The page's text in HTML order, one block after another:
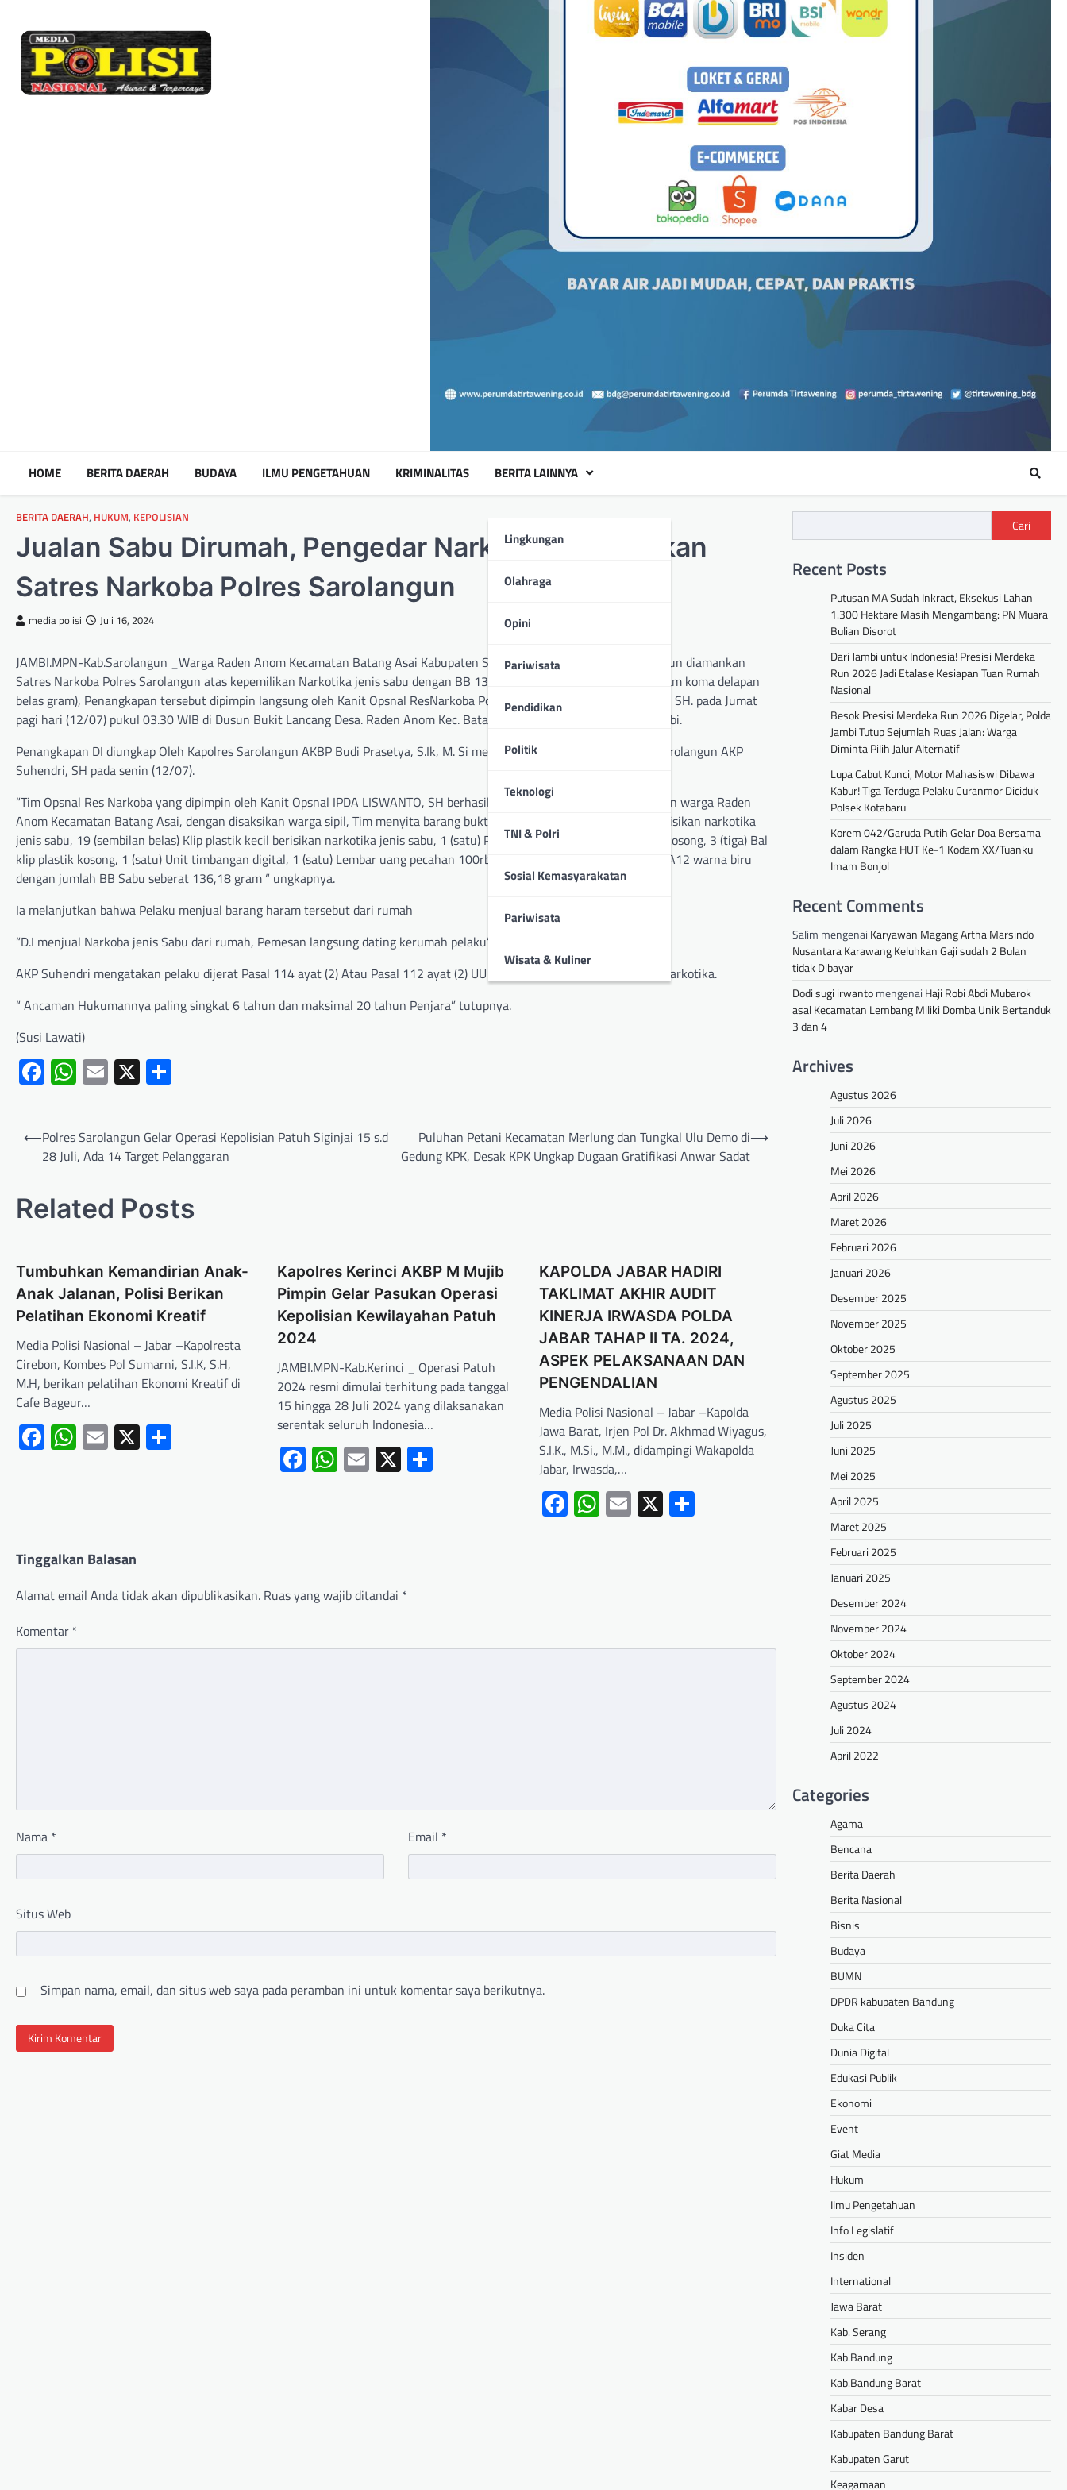
HOME BERITA DAERAH BUDAYA ILMU PENGETAHUAN KRIMINALITAS BERITA LAINNYA
Lingkungan
Olahraga
Opini
Pariwisata
Pendidikan
Politik
Teknologi
TNI & Polri
Sosial Kemasyarakatan
Pariwisata
Wisata & Kuliner
BERITA DAERAH, HUKUM, KEPOLISIAN
Jualan Sabu Dirumah, Pengedar Narkotika Diamankan
Satres Narkoba Polres Sarolangun
media polisi Juli 16, 2024
JAMBI.MPN-Kab.Sarolangun _Warga Raden Anom Kecamatan Batang Asai Kabupaten Sarolangun Jambi inisial D.I 39 Tahun diamankan
Satres Narkoba Polres Sarolangun atas kepemilikan Narkotika jenis sabu dengan BB 136,18 gram (seratus tiga puluh enam koma delapan
belas gram), Penangkapan tersebut dipimpin langsung oleh Kanit Opsnal ResNarkoba Polres Sarolangun IPDA LISWANTO, SH. pada Jumat
pagi hari (12/07) pukul 03.30 WIB di Dusun Bukit Lancang Desa. Raden Anom Kec. Batang asai Kab. Sarolangun Prov. Jambi.
Penangkapan DI diungkap Oleh Kapolres Sarolangun AKBP Budi Prasetya, S.Ik, M. Si melalui Kasat Res Narkoba Polres Sarolangun AKP
Suhendri, SH pada senin (12/07).
“Tim Opsnal Res Narkoba yang dipimpin oleh Kanit Opsnal IPDA LISWANTO, SH berhasil mengamankan DI, Umur 39 tahun warga Raden
Anom Kecamatan Batang Asai, dengan disaksikan warga sipil, Tim menyita barang bukti 4 (empat) Klip plastik sedang berisikan narkotika
jenis sabu, 19 (sembilan belas) Klip plastik kecil berisikan narkotika jenis sabu, 1 (satu) Plastik asoi hitam, 2 (dua) Plastik kosong, 3 (tiga) Bal
klip plastik kosong, 1 (satu) Unit timbangan digital, 1 (satu) Lembar uang pecahan 100rb, 1 (satu) Handphone merk Oppo A12 warna biru
dengan jumlah BB Sabu seberat 136,18 gram “ ungkapnya.
Ia melanjutkan bahwa Pelaku menjual barang haram tersebut dari rumah
“D.I menjual Narkoba jenis Sabu dari rumah, Pemesan langsung dating kerumah pelaku”
AKP Suhendri mengatakan pelaku dijerat Pasal 114 ayat (2) Atau Pasal 112 ayat (2) UU Nomor 35 Tahun 2009 tentang Narkotika.
“ Ancaman Hukumannya paling singkat 6 tahun dan maksimal 20 tahun Penjara” tutupnya.
(Susi Lawati)
Facebook
WhatsApp
Email
X
⟵Polres Sarolangun Gelar Operasi Kepolisian Patuh Siginjai 15 s.d
28 Juli, Ada 14 Target Pelanggaran
Puluhan Petani Kecamatan Merlung dan Tungkal Ulu Demo di
Gedung KPK, Desak KPK Ungkap Dugaan Gratifikasi Anwar Sadat
⟶
Related Posts
Tumbuhkan Kemandirian Anak-
Anak Jalanan, Polisi Berikan
Pelatihan Ekonomi Kreatif
Media Polisi Nasional – Jabar –Kapolresta
Cirebon, Kombes Pol Sumarni, S.I.K, S.H,
M.H, berikan pelatihan Ekonomi Kreatif di
Cafe Bageur…
Facebook
WhatsApp
Email
X
Kapolres Kerinci AKBP M Mujib
Pimpin Gelar Pasukan Operasi
Kepolisian Kewilayahan Patuh
2024
JAMBI.MPN-Kab.Kerinci _ Operasi Patuh
2024 resmi dimulai terhitung pada tanggal
15 hingga 28 Juli 2024 yang dilaksanakan
serentak seluruh Indonesia…
Facebook
WhatsApp
Email
X
KAPOLDA JABAR HADIRI
TAKLIMAT AKHIR AUDIT
KINERJA IRWASDA POLDA
JABAR TAHAP II TA. 2024,
ASPEK PELAKSANAAN DAN
PENGENDALIAN
Media Polisi Nasional – Jabar –Kapolda
Jawa Barat, Irjen Pol Dr. Akhmad Wiyagus,
S.I.K., M.Si., M.M., didampingi Wakapolda
Jabar, Irwasda,…
Facebook
WhatsApp
Email
X Share
Tinggalkan Balasan
Alamat email Anda tidak akan dipublikasikan. Ruas yang wajib ditandai *
Komentar *
Nama * Email *
Situs Web
Simpan nama, email, dan situs web saya pada peramban ini untuk komentar saya berikutnya.
Cari
Recent Posts
Putusan MA Sudah Inkract, Eksekusi Lahan
1.300 Hektare Masih Mengambang: PN Muara
Bulian Disorot
Dari Jambi untuk Indonesia! Presisi Merdeka
Run 2026 Jadi Etalase Kesiapan Tuan Rumah
Nasional
Besok Presisi Merdeka Run 2026 Digelar, Polda
Jambi Tutup Sejumlah Ruas Jalan: Warga
Diminta Pilih Jalur Alternatif
Lupa Cabut Kunci, Motor Mahasiswi Dibawa
Kabur! Tiga Terduga Pelaku Curanmor Diciduk
Polsek Kotabaru
Korem 042/Garuda Putih Gelar Doa Bersama
dalam Rangka HUT Ke-1 Kodam XX/Tuanku
Imam Bonjol
Recent Comments
Salim mengenai Karyawan Magang Artha Marsindo
Nusantara Karawang Keluhkan Gaji sudah 2 Bulan
tidak Dibayar
Dodi sugi irwantomengenai Haji Robi Abdi Mubarok
asal Kecamatan Lembang Miliki Domba Unik Bertanduk
3 dan 4
Archives
Agustus 2026
Juli 2026
Juni 2026
Mei 2026
April 2026
Maret 2026
Februari 2026
Januari 2026
Desember 2025
November 2025
Oktober 2025
September 2025
Agustus 2025
Juli 2025
Juni 2025
Mei 2025
April 2025
Maret 2025
Februari 2025
Januari 2025
Desember 2024
November 2024
Oktober 2024
September 2024
Agustus 2024
Juli 2024
April 2022
Categories
Agama
Bencana
Berita Daerah
Berita Nasional
Bisnis
Budaya
BUMN
DPDR kabupaten Bandung
Duka Cita
Dunia Digital
Edukasi Publik
Ekonomi
Event
Giat Media
Hukum
Ilmu Pengetahuan
Info Legislatif
Insiden
International
Jawa Barat
Kab. Serang
Kab.Bandung
Kab.Bandung Barat
Kabar Desa
Kabupaten Bandung Barat
Kabupaten Garut
Keagamaan